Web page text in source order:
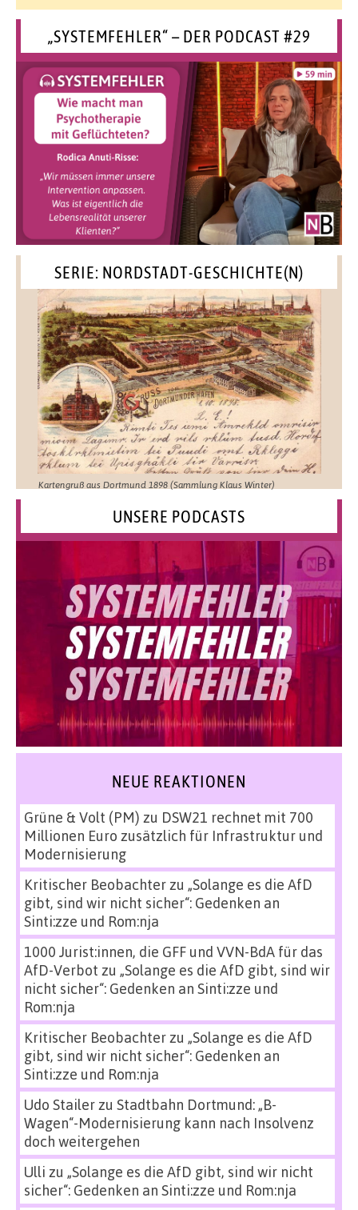
„SYSTEMFEHLER“ – DER PODCAST #29
SERIE: NORDSTADT-GESCHICHTE(N)
Kartengruß aus Dortmund 1898 (Sammlung Klaus Winter)
UNSERE PODCASTS
NEUE REAKTIONEN
Grüne & Volt (PM) zu DSW21 rechnet mit 700
Millionen Euro zusätzlich für Infrastruktur und
Modernisierung
Kritischer Beobachterzu „Solange es die AfD
gibt, sind wir nicht sicher“: Gedenken an
Sinti:zze und Rom:nja
1000 Jurist:innen, die GFF und VVN-BdA für das
AfD-Verbot zu „Solange es die AfD gibt, sind wir
nicht sicher“: Gedenken an Sinti:zze und
Rom:nja
Kritischer Beobachterzu „Solange es die AfD
gibt, sind wir nicht sicher“: Gedenken an
Sinti:zze und Rom:nja
Udo Stailerzu Stadtbahn Dortmund: „B-
Wagen“-Modernisierung kann nach Insolvenz
doch weitergehen
Ulli zu „Solange es die AfD gibt, sind wir nicht
sicher“: Gedenken an Sinti:zze und Rom:nja